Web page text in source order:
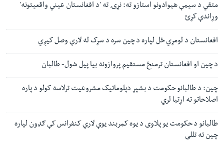
متقي د سیمې هېوادونو استازو ته: نړۍ ته 'د افغانستان عیني واقعیتونه'
وړاندې کړئ
افغانستان د لومړي ځل لپاره د چین سره د سړک له لارې وصل کیږي
د چین او افغانستان ترمنځ مستقیم پروازونه بیا پیل شول- طالبان
چین: د طالبانو حکومت د بشپړ دپلوماتیک مشروعیت ترلاسه کولو د پاره
اصلاحاتو ته اړتیا لري
طالبانو د حکومت یو پلاوی د یوه کمربند یوې لارې کنفرانس کې ګډون لپاره
چین ته تللی